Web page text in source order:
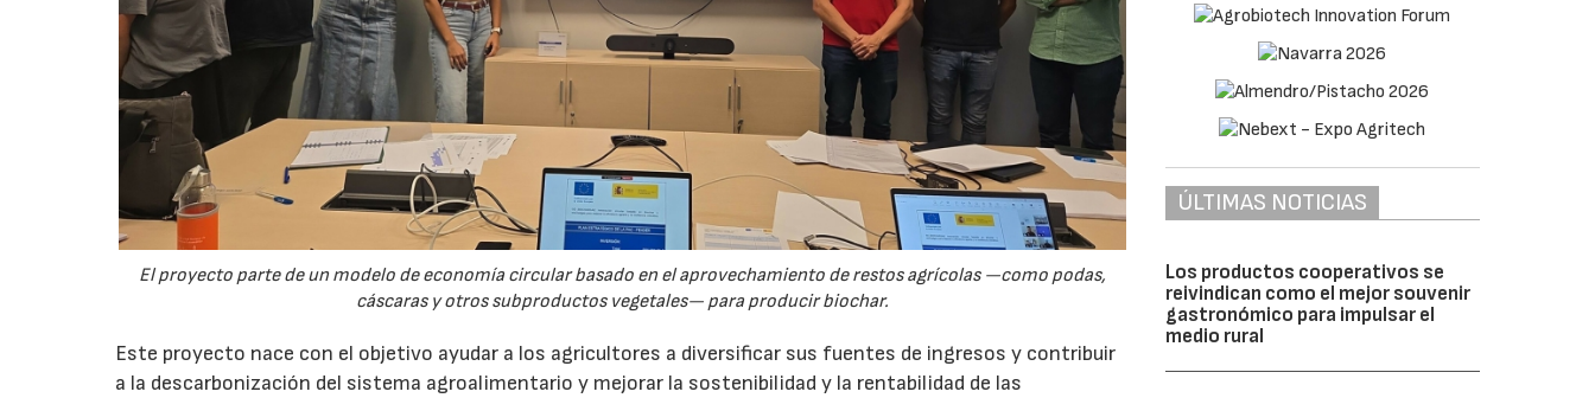
El proyecto parte de un modelo de economía circular basado en el aprovechamiento de restos agrícolas —como podas,
cáscaras y otros subproductos vegetales— para producir biochar.
Este proyecto nace con el objetivo ayudar a los agricultores a diversificar sus fuentes de ingresos y contribuir
a la descarbonización del sistema agroalimentario y mejorar la sostenibilidad y la rentabilidad de las
ÚLTIMAS NOTICIAS
Los productos cooperativos se
reivindican como el mejor souvenir
gastronómico para impulsar el
medio rural